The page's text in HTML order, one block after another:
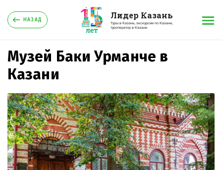
НАЗАД Лидер Казань
Туры в Казань, экскурсии по Казани,
туроператор в Казани
Музей Баки Урманче в
Казани